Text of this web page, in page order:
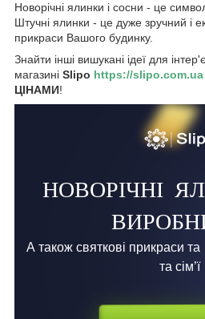
Новорічні ялинки і сосни - це
Штучні ялинки - це дуже зручний і
прикраси Вашого будинку.
Знайти інші вишукані ідеї для
магазині Slipo https://slipo.com.ua
ЦІНАМИ!
НОВОРІЧНІ
А також святкові прикраси та
та сім’ї